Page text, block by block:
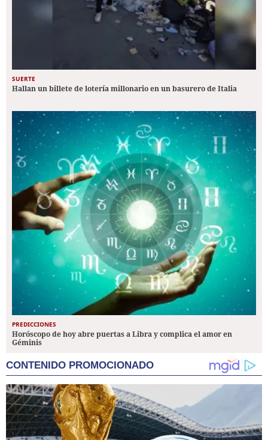
SUERTE
Hallan un billete de lotería millonario en un basurero de Italia
PREDICCIONES
Horóscopo de hoy abre puertas a Libra y complica el amor en
Géminis
CONTENIDO PROMOCIONADO